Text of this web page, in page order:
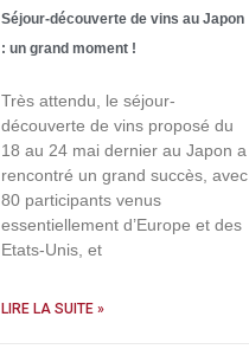
Séjour-découverte de vins au Japon
: un grand moment !
Très attendu, le séjour-
découverte de vins proposé du
18 au 24 mai dernier au Japon a
rencontré un grand succès, avec
80 participants venus
essentiellement d’Europe et des
Etats-Unis, et
LIRE LA SUITE »